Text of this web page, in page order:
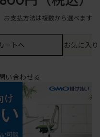
お支払方法は複数から選べます
ートへ お気に入
い合わせる